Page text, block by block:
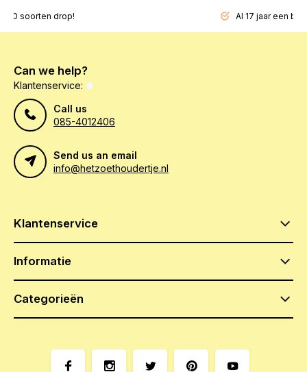
soorten drop! Al 17 jaar een
Can we help?
Klantenservice:
Call us
085-4012406
Send us an email
info@hetzoethoudertje.nl
Klantenservice
Informatie
Categorieën